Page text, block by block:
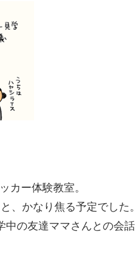
カー体験教室。
、かなり焦る予定でした。
中の友達ママさんとの会